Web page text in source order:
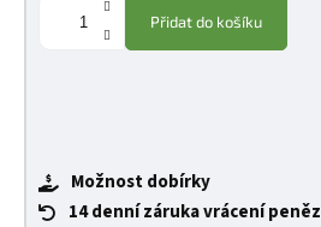
Přidat do košíku
Možnost dobírky
14 denní záruka vrácení peněz